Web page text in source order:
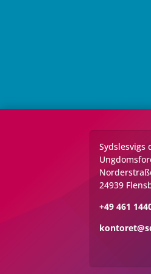
Sydslesvigs
24939
+49 461